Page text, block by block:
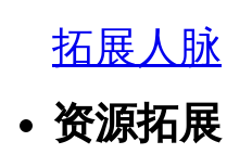
拓展人脉
资源拓展